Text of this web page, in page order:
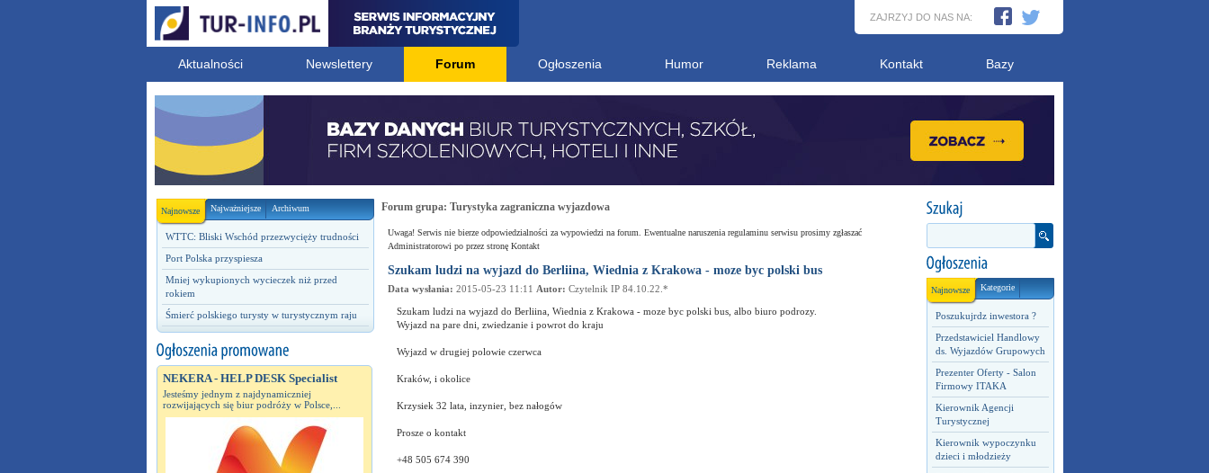
ZAJRZYJ DO NAS NA:
Aktualności Newslettery Forum Ogłoszenia Humor Reklama Kontakt Bazy
Najnowsze Najważniejsze Archiwum
WTTC: Bliski Wschód przezwycięży trudności
Port Polska przyspiesza
Mniej wykupionych wycieczek niż przed
rokiem
Śmierć polskiego turysty w turystycznym raju
NEKERA - HELP DESK Specialist
Jesteśmy jednym z najdynamiczniej
rozwijających się biur podróży w Polsce,...
Najnowsze Kategorie
Poszukujrdz inwestora ?
Przedstawiciel Handlowy
ds. Wyjazdów Grupowych
Prezenter Oferty - Salon
Firmowy ITAKA
Kierownik Agencji
Turystycznej
Kierownik wypoczynku
dzieci i młodzieży
Forum grupa: Turystyka zagraniczna wyjazdowa
Uwaga! Serwis nie bierze odpowiedzialności za wypowiedzi na forum. Ewentualne naruszenia regulaminu serwisu prosimy zgłaszać
Administratorowi po przez stronę Kontakt
Szukam ludzi na wyjazd do Berliina, Wiednia z Krakowa - moze byc polski bus
Data wysłania: 2015-05-23 11:11 Autor: Czytelnik IP 84.10.22.*
Szukam ludzi na wyjazd do Berliina, Wiednia z Krakowa - moze byc polski bus, albo biuro podrozy.
Wyjazd na pare dni, zwiedzanie i powrot do kraju
Wyjazd w drugiej polowie czerwca
Kraków, i okolice
Krzysiek 32 lata, inzynier, bez nałogów
Prosze o kontakt
+48 505 674 390